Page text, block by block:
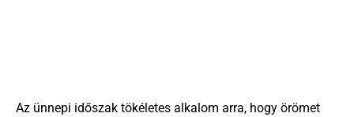
Az ünnepi időszak tökéletes alkalom arra, hogy örömet